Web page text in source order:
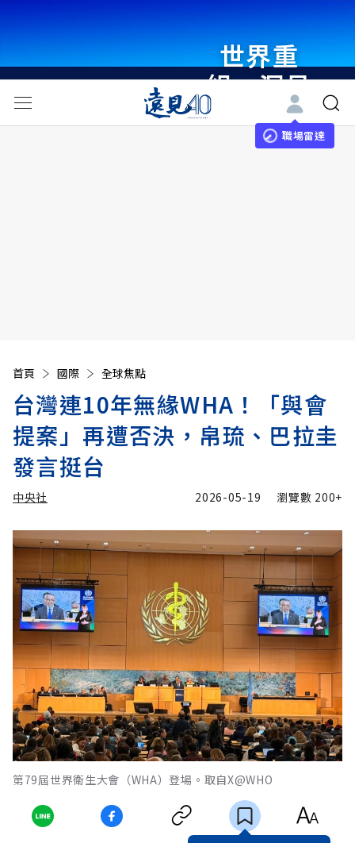
世界重
組・洞見
未來 與
世界領袖
職場雷達
首頁 國際 全球焦點
台灣連10年無緣WHA！「與會
提案」再遭否決，帛琉、巴拉圭
發言挺台
中央社 2026-05-19 瀏覽數 200+
第79屆世界衛生大會（WHA）登場。取自X@WHO